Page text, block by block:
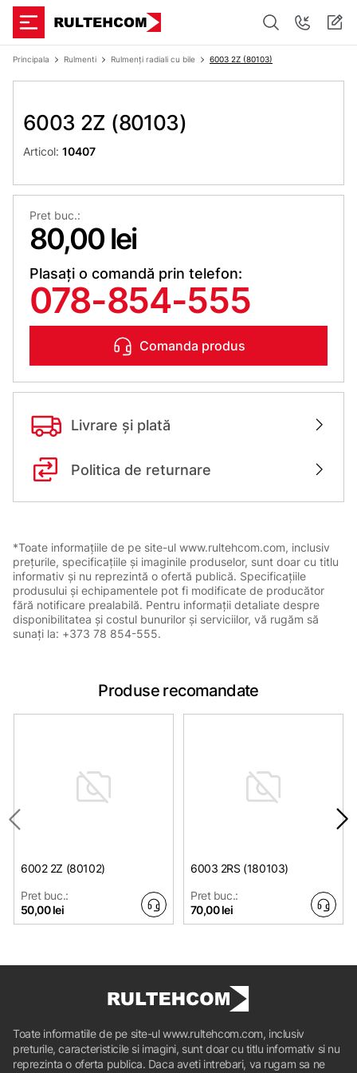
Principala Rulmenti Rulmenți radiali cu bile 6003 2Z (80103)
6003 2Z (80103)
Articol: 10407
Pret buc.:
80,00 lei
Plasați o comandă prin telefon:
078-854-555
Comanda produs
Livrare și plată
Politica de returnare
*Toate informațiile de pe site-ul www.rultehcom.com, inclusiv
prețurile, specificațiile și imaginile produselor, sunt doar cu titlu
informativ și nu reprezintă o ofertă publică. Specificațiile
produsului și echipamentele pot fi modificate de producător
fără notificare prealabilă. Pentru informații detaliate despre
disponibilitatea și costul bunurilor și serviciilor, vă rugăm să
sunați la: +373 78 854-555.
Produse recomandate
6002 2Z (80102)
Pret buc.:
50,00 lei
6003 2RS (180103)
Pret buc.:
70,00 lei
Toate informatiile de pe site-ul www.rultehcom.com, inclusiv
preturile, caracteristicile si imagini, sunt doar cu titlu informativ si nu
reprezinta o oferta publica. Daca aveti intrebari, va rugam sa ne